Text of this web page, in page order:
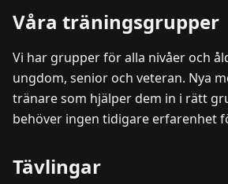
Våra träningsgrupper
Vi har grupper för alla nivåer och
ungdom, senior och veteran. Nya
tränare som hjälper dem in i rätt
behöver ingen tidigare erfarenhet
Tävlingar